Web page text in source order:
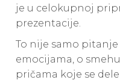
je u celokupnoj
prezentacije.
To nije samo pitanje
emocijama, o
pričama koje se